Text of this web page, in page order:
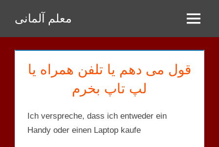
Inhalt
springen
معلم آلمانی Menu
قول می دهم یا تلفن همراه یا
لپ تاپ بخرم
Ich verspreche, dass ich entweder ein
Handy oder einen Laptop kaufe